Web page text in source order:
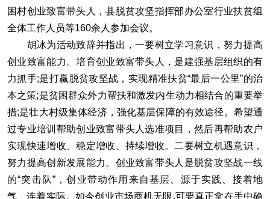
困村创业致富带头人，县脱贫攻坚指挥部办公室行业扶贫组
全体工作人员等160余人参加会议。
胡冰为活动致辞并指出，一要树立学习意识，努力提高
创业致富能力。培育创业致富带头人，是建强基层组织的有
力抓手;是打赢脱贫攻坚战，实现精准扶贫“最后一公里”的治
本之策;是贫困群众外力帮扶和激发内生动力相结合的重要举
措;是壮大村级集体经济，强化基层保障的有效途径。希望通
过专业培训帮助创业致富带头人选准项目，然后再帮助农户
实现快速增收、稳定增收、持续增收。二要树立机遇意识，
努力提高创新发展能力。创业致富带头人是脱贫攻坚战一线
的“突击队”，创业带动作用来自基层、源于实践、接着地
气、连着实际。如今创业市场商机无限,可要真正拿在手中确